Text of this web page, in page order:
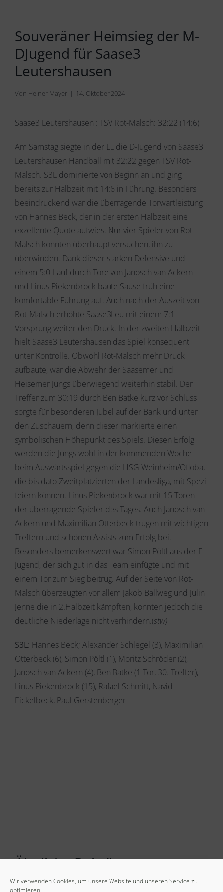
Wir verwenden Cookies, um unsere Website und unseren Service zu
optimieren.
Souveräner Heimsieg der M-
DJugend für Saase3
Leutershausen
Von Heiner Mayer | 14. Oktober 2024
Saase3 Leutershausen : TSV Rot-Malsch: 32:22 (14:6)
Am Samstag siegte in der LL die D-Jugend von Saase3
Leutershausen Handball mit 32:22 gegen TSV Rot-
Malsch. S3L dominierte von Beginn an und ging
bereits zur Halbzeit mit 14:6 in Führung. Besonders
beeindruckend war die überragende Torwartleistung
von Hannes Beck, der in der ersten Halbzeit eine
exzellente Quote aufwies. Nur vier Spieler von Rot-
Malsch konnten überhaupt versuchen, ihn zu
überwinden. Dank dieser starken Defensive und
einem 5:0-Lauf durch Tore von Janosch van Ackern
und Linus Piekenbrock baute Sause früh eine
komfortable Führung auf. Auch nach der Auszeit von
Rot-Malsch erhöhte Saase3Leu mit einem 7:1-
Vorsprung weiter den Druck. In der zweiten Halbzeit
hielt Saase3 Leutershausen das Spiel konsequent
unter Kontrolle. Obwohl Rot-Malsch mehr Druck
aufbaute, war die Abwehr der Saasemer und
Heisemer Jungs überwiegend weiterhin stabil. Der
Treffer zum 30:19 durch Ben Batke kurz vor Schluss
sorgte für besonderen Jubel auf der Bank und unter
den Zuschauern, denn dieser markierte einen
symbolischen Höhepunkt des Spiels. Diesen Erfolg
werden die Jungs wohl in der kommenden Woche
beim Auswärtsspiel gegen die HSG Weinheim/Ofloba,
die bis dato Zweitplatzierten der Landesliga, mit Spezi
feiern können. Linus Piekenbrock war mit 15 Toren
der überragende Spieler des Tages. Auch Janosch van
Ackern und Maximilian Otterbeck trugen mit wichtigen
Treffern und schönen Assists zum Erfolg bei.
Besonders bemerkenswert war Simon Pöltl aus der E-
Jugend, der sich gut in das Team einfügte und mit
einem Tor zum Sieg beitrug. Auf der Seite von Rot-
Malsch überzeugten vor allem Jakob Ballweg und Julin
Jenne die in 2.Halbzeit kämpften, konnten jedoch die
deutliche Niederlage nicht verhindern.(stw)
S3L: Hannes Beck; Alexander Schlegel (3), Maximilian
Otterbeck (6), Simon Pöltl (1), Moritz Schröder (2),
Janosch van Ackern (4), Ben Batke (1 Tor, 30. Treffer),
Linus Piekenbrock (15), Rafael Schmitt, Navid
Eickelbeck, Paul Gerstenberger
Ähnliche Beiträge